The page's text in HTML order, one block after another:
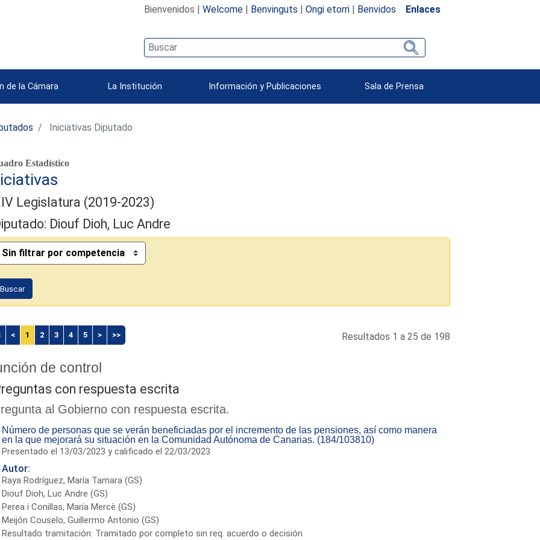
Bienvenidos | Welcome| Benvinguts | Ongi etorri| Benvidos Enlaces
de la Cámara La Institución Información y Publicaciones Sala de Prensa
Iniciativas Diputado
Estadístico
Legislatura (2019-2023)
Diouf Dioh, Luc Andre
Buscar
< 1 2 3 4 5 > >> Resultados 1 a 25 de 198
de control
con respuesta escrita
al Gobierno con respuesta escrita.
Número de personas que se verán beneficiadas por el incremento de las pensiones, así como manera
en la que mejorará su situación en la Comunidad Autónoma de Canarias. (184/103810)
Presentado el 13/03/2023 y calificado el 22/03/2023
Autor:
Raya Rodríguez, María Tamara (GS)
Diouf Dioh, Luc Andre (GS)
Perea i Conillas, María Mercè (GS)
Meijón Couselo, Guillermo Antonio (GS)
Resultado tramitación: Tramitado por completo sin req. acuerdo o decisión